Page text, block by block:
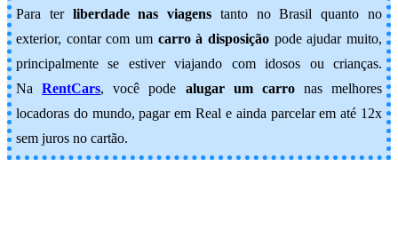
Para ter liberdade nas viagens tanto no Brasil quanto no
exterior, contar com um carro à disposição pode ajudar muito,
principalmente se estiver viajando com idosos ou crianças.
NaRentCars, você pode alugar um carronas melhores
locadoras do mundo, pagar em Real e ainda parcelar em até 12x
sem juros no cartão.